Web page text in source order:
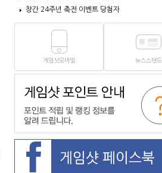
창간 24주년 축전 이벤트 당첨자
게임샷모바일 뉴스스탠드